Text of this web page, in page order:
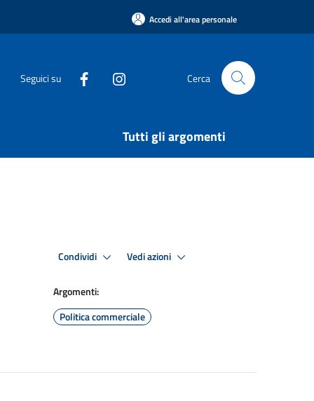
Accedi all'area personale
Seguici su Cerca
Tutti gli argomenti
Condividi Vedi azioni
Argomenti:
Politica commerciale